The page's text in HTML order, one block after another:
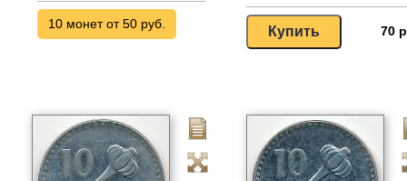
10 монет от 50 руб. 70